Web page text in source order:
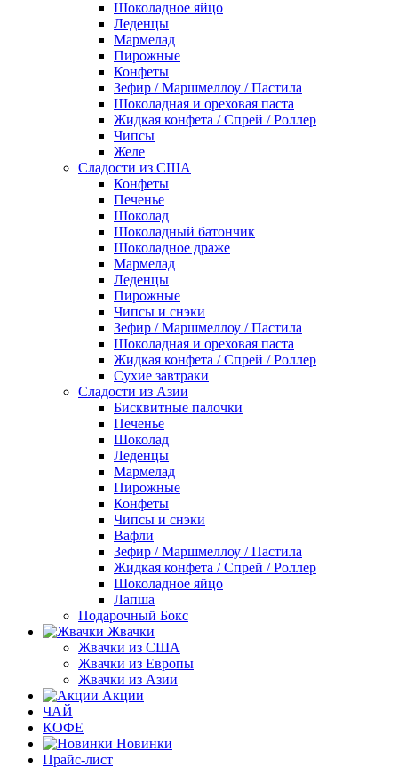
Шоколадное яйцо
Леденцы
Мармелад
Пирожные
Конфеты
Зефир / Маршмеллоу / Пастила
Шоколадная и ореховая паста
Жидкая конфета / Спрей / Роллер
Чипсы
Желе
Сладости из США
Конфеты
Печенье
Шоколад
Шоколадный батончик
Шоколадное драже
Мармелад
Леденцы
Пирожные
Чипсы и снэки
Зефир / Маршмеллоу / Пастила
Шоколадная и ореховая паста
Жидкая конфета / Спрей / Роллер
Сухие завтраки
Сладости из Азии
Бисквитные палочки
Печенье
Шоколад
Леденцы
Мармелад
Пирожные
Конфеты
Чипсы и снэки
Вафли
Зефир / Маршмеллоу / Пастила
Жидкая конфета / Спрей / Роллер
Шоколадное яйцо
Лапша
Подарочный Бокс
Жвачки
Жвачки из США
Жвачки из Европы
Жвачки из Азии
Акции
ЧАЙ
КОФЕ
Новинки
Прайс-лист